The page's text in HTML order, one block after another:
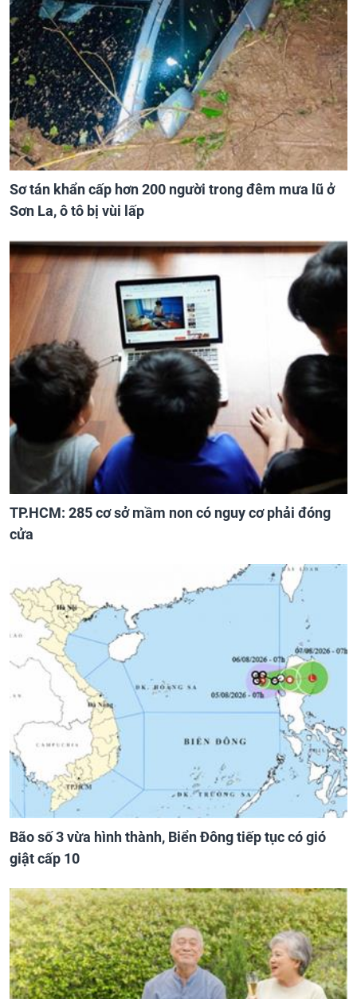
Sơ tán khẩn cấp hơn 200 người trong đêm mưa lũ ở
Sơn La, ô tô bị vùi lấp
TP.HCM: 285 cơ sở mầm non có nguy cơ phải đóng
cửa
Bão số 3 vừa hình thành, Biển Đông tiếp tục có gió
giật cấp 10